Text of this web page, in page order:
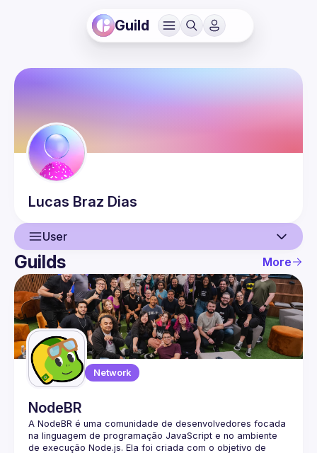
Guild
Lucas Braz Dias
User
User
Events
Guilds
Guilds More
Network
NodeBR
A NodeBR é uma comunidade de desenvolvedores focada
na linguagem de programação JavaScript e no ambiente
de execução Node.js. Ela foi criada com o objetivo de